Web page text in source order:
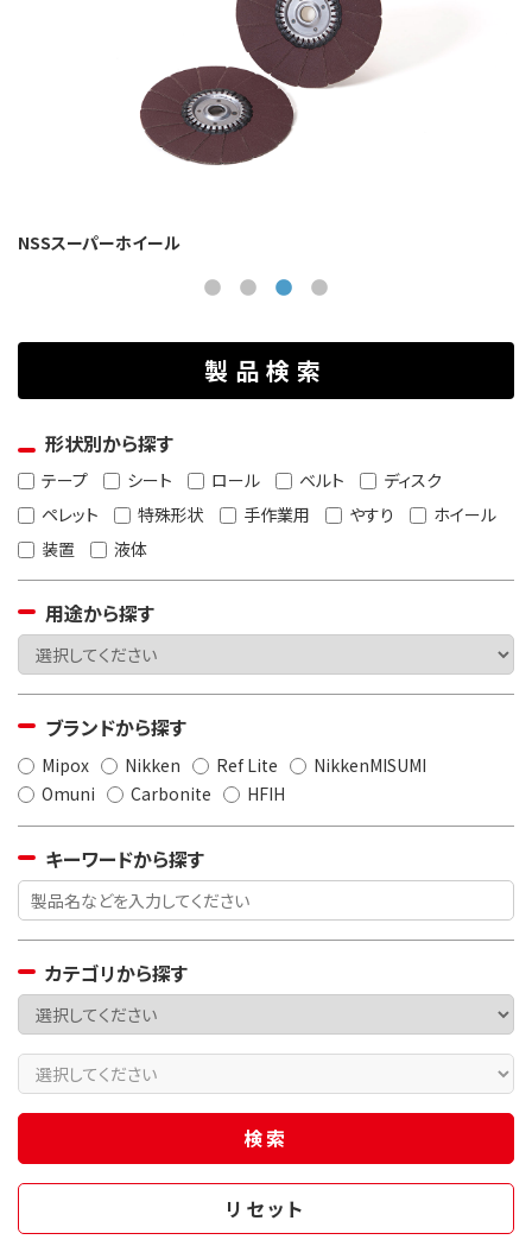
NSSスーパーホイール
製品検索
形状別から探す
テープ シート ロール ベルト
ディスク
ペレット
特殊形状 手作業用 やすり
ホイール
装置
液体
用途から探す
ブランドから探す
Mipox Nikken Ref Lite
NikkenMISUMI
Omuni
Carbonite HFIH
キーワードから探す
カテゴリから探す